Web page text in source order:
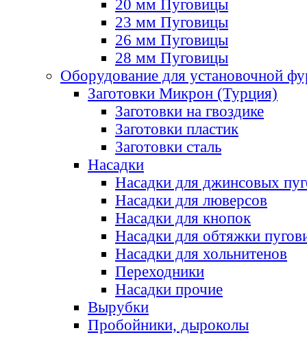
20 мм Пуговицы
23 мм Пуговицы
26 мм Пуговицы
28 мм Пуговицы
Оборудование для установочной
Заготовки Микрон (Турция)
Заготовки на гвоздике
Заготовки пластик
Заготовки сталь
Насадки
Насадки для джинсовых
Насадки для люверсов
Насадки для кнопок
Насадки для обтяжки
Насадки для хольнитенов
Переходники
Насадки прочие
Вырубки
Пробойники, дыроколы